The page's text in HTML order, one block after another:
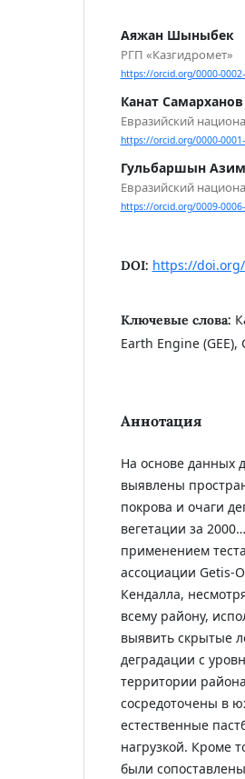
Аяжан Шыныбек
РГП «Казгидромет»
https://orcid.org/0000-
Канат Самарханов
Евразийский
https://orcid.org/0000-
Гульбаршын
Евразийский
https://orcid.org/0009-0006-
DOI: https://doi.org/
Ключевые слова:
Earth Engine
Аннотация
На основе данных
выявлены
покрова и очаги
вегетации за
применением
ассоциации Getis-
Кендалла,
всему району,
выявить скрытые
деградации с
территории
сосредоточены в
естественные
нагрузкой. Кроме
были